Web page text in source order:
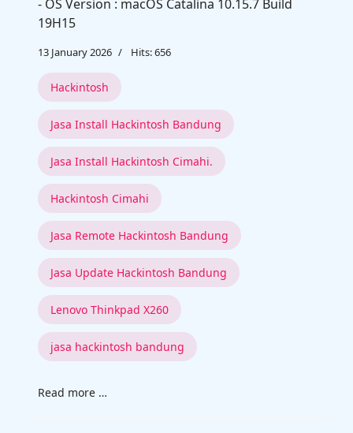
- OS Version : macOS Catalina 10.15.7 Build
19H15
13 January 2026 Hits: 656
Hackintosh
Jasa Install Hackintosh Bandung
Jasa Install Hackintosh Cimahi.
Hackintosh Cimahi
Jasa Remote Hackintosh Bandung
Jasa Update Hackintosh Bandung
Lenovo Thinkpad X260
jasa hackintosh bandung
Read more …